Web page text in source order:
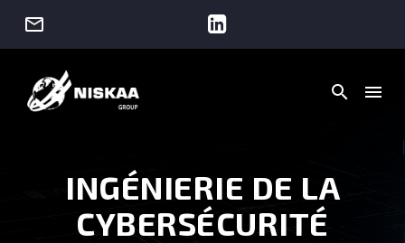

 

INGÉNIERIE DE LA
CYBERSÉCURITÉ